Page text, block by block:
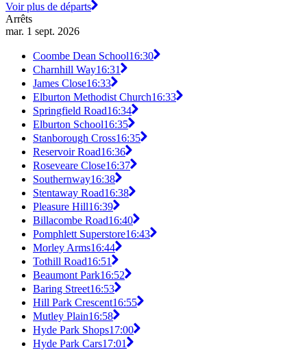
Voir plus de départs
Arrêts
mar. 1 sept. 2026
Coombe Dean School16:30
Charnhill Way16:31
James Close16:33
Elburton Methodist Church16:33
Springfield Road16:34
Elburton School16:35
Stanborough Cross16:35
Reservoir Road16:36
Roseveare Close16:37
Southernway16:38
Stentaway Road16:38
Pleasure Hill16:39
Billacombe Road16:40
Pomphlett Superstore16:43
Morley Arms16:44
Tothill Road16:51
Beaumont Park16:52
Baring Street16:53
Hill Park Crescent16:55
Mutley Plain16:58
Hyde Park Shops17:00
Hyde Park Cars17:01